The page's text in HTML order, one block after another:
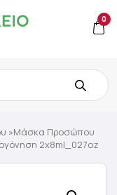
0
»Μάσκα Προσώπου
2x8ml_027oz